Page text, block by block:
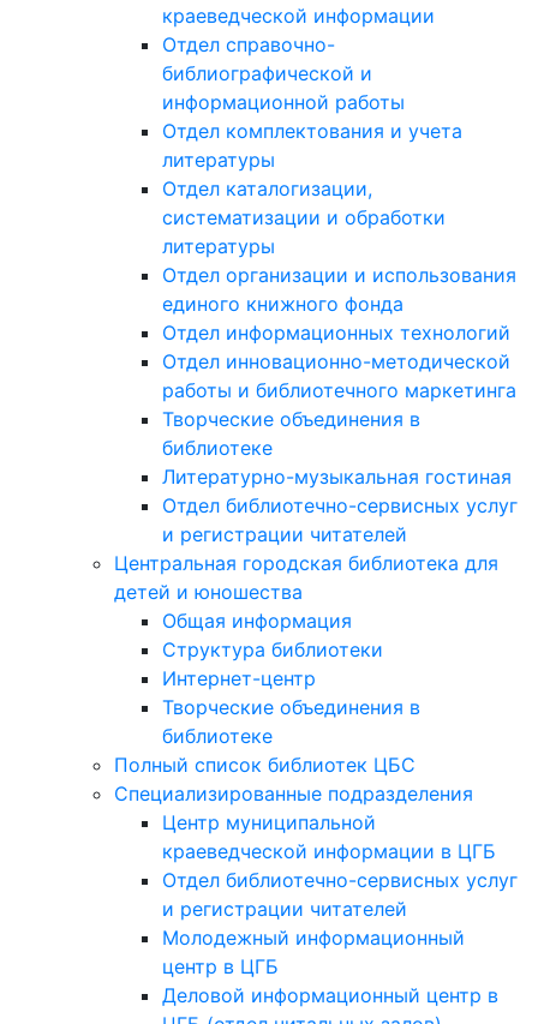
краеведческой информации
Отдел справочно-
библиографической и
информационной работы
Отдел комплектования и учета
литературы
Отдел каталогизации,
систематизации и обработки
литературы
Отдел организации и использования
единого книжного фонда
Отдел информационных технологий
Отдел инновационно-методической
работы и библиотечного маркетинга
Творческие объединения в
библиотеке
Литературно-музыкальная гостиная
Отдел библиотечно-сервисных услуг
и регистрации читателей
Центральная городская библиотека для
детей и юношества
Общая информация
Структура библиотеки
Интернет-центр
Творческие объединения в
библиотеке
Полный список библиотек ЦБС
Специализированные подразделения
Центр муниципальной
краеведческой информации в ЦГБ
Отдел библиотечно-сервисных услуг
и регистрации читателей
Молодежный информационный
центр в ЦГБ
Деловой информационный центр в